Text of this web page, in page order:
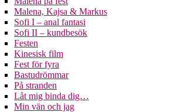
Malena, Kajsa & Markus
Sofi I – anal fantasi
Sofi II – kundbesök
Festen
Kinesisk film
Fest för fyra
Bastudrömmar
På stranden
Låt mig binda dig…
Min vän och jag